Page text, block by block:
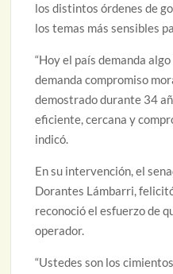
los distintos órdenes de
los temas más sensibles
“Hoy el país demanda
demanda compromiso
demostrado durante 34
eficiente, cercana y
indicó.
En su intervención, el
Dorantes Lámbarri,
reconoció el esfuerzo de
operador.
“Ustedes son los